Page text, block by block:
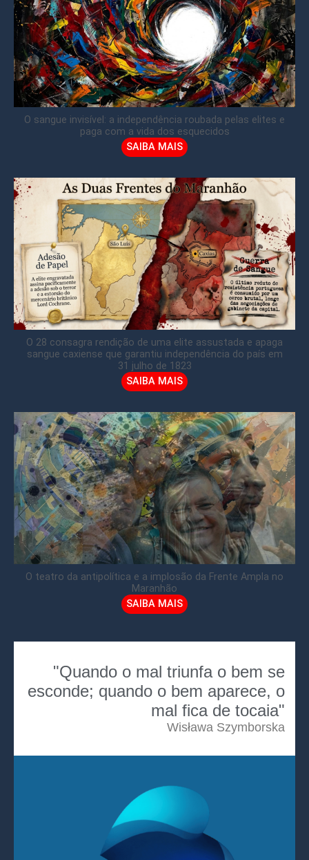
O sangue invisível: a independência roubada pelas elites e
paga com a vida dos esquecidos
SAIBA MAIS
O 28 consagra rendição de uma elite assustada e apaga
sangue caxiense que garantiu independência do país em
31 julho de 1823
SAIBA MAIS
O teatro da antipolítica e a implosão da Frente Ampla no
Maranhão
SAIBA MAIS
"Quando o mal triunfa o bem se
esconde; quando o bem aparece, o
mal fica de tocaia"
Wisława Szymborska